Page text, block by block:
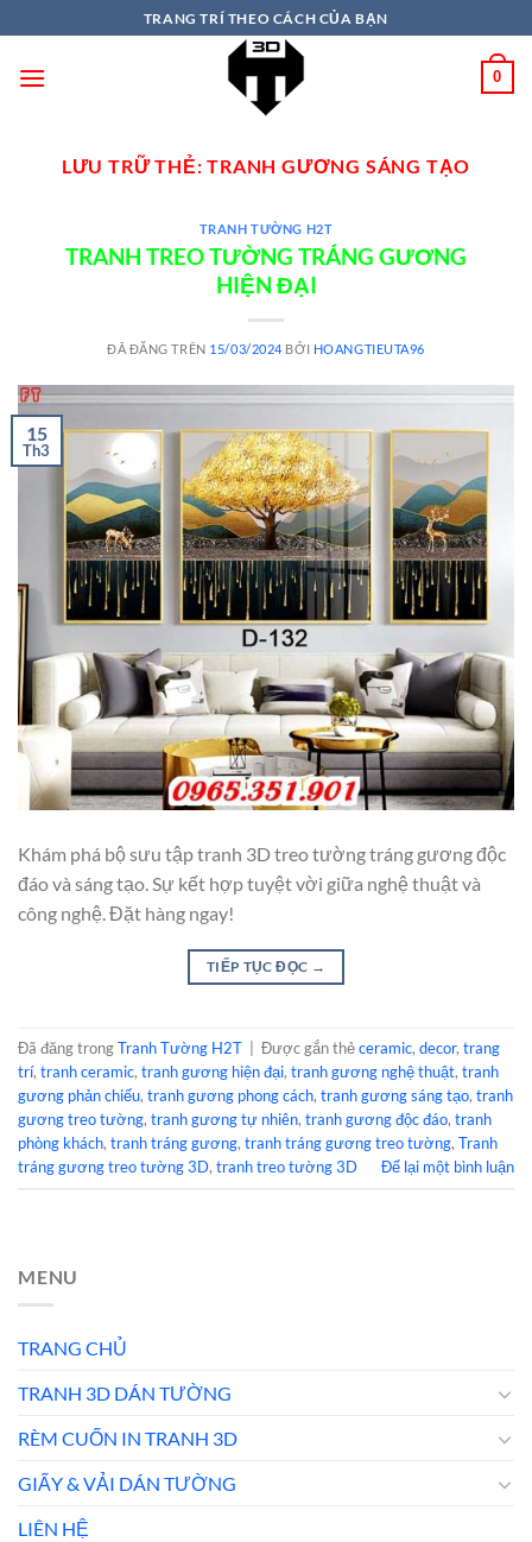
TRANG TRÍ THEO CÁCH CỦA BẠN
0
LƯU TRỮ THẺ:TRANH GƯƠNG SÁNG TẠO
TRANH TƯỜNG H2T
TRANH TREO TƯỜNG TRÁNG GƯƠNG
HIỆN ĐẠI
ĐÃ ĐĂNG TRÊN 15/03/2024 BỞI HOANGTIEUTA96
15
Th3
Khám phá bộ sưu tập tranh 3D treo tường tráng gương độc
đáo và sáng tạo. Sự kết hợp tuyệt vời giữa nghệ thuật và
công nghệ. Đặt hàng ngay!
TIẾP TỤC ĐỌC →
Đã đăng trongTranh Tường H2T Được gắn thẻceramic, decor, trang
trí, tranh ceramic, tranh gương hiện đại, tranh gương nghệ thuật, tranh
gương phản chiếu, tranh gương phong cách, tranh gương sáng tạo, tranh
gương treo tường, tranh gương tự nhiên, tranh gương độc đáo, tranh
phòng khách, tranh tráng gương, tranh tráng gương treo tường, Tranh
tráng gương treo tường 3D, tranh treo tường 3D Để lại một bình luận
MENU
TRANG CHỦ
TRANH 3D DÁN TƯỜNG
RÈM CUỐN IN TRANH 3D
GIẤY & VẢI DÁN TƯỜNG
LIÊN HỆ